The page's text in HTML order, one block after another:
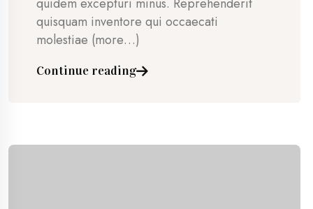
quisquam inventore qui occaecati
molestiae (more…)
Continue reading